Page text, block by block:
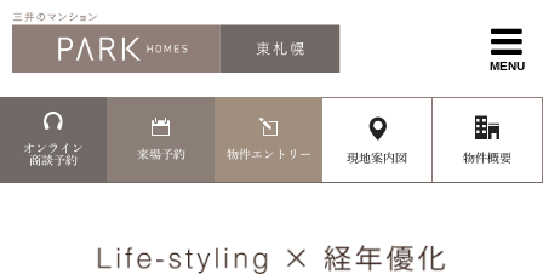
MENU
オンライン
商談予約
来場予約 物件エントリー 現地案内図 物件概要